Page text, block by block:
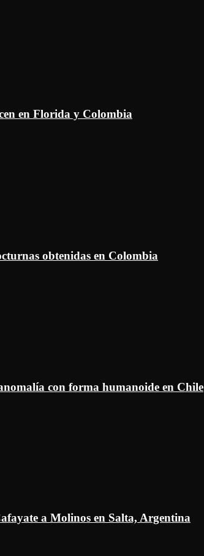
en Florida y Colombia
obtenidas en Colombia
con forma humanoide en Chile
a Molinos en Salta, Argentina